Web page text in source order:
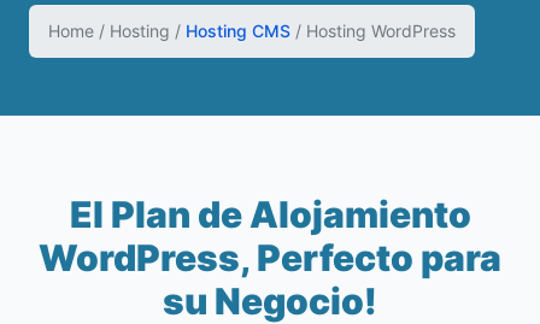
Home / Hosting / Hosting CMS / Hosting WordPress
El Plan de Alojamiento
WordPress, Perfecto para
su Negocio!